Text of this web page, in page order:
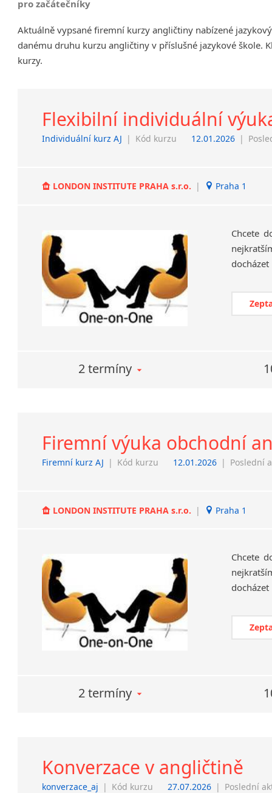
Děčín
Hodonín
Prostějov
Sedlčany
Tišnov
pro začátečníky
Aktuálně vypsané firemní kurzy angličtiny nabízené
danému druhu kurzu angličtiny v příslušné jazykové škole.
kurzy.
Flexibilní individuální
Individuální kurz AJ | Kód kurzu 12.01.2026 |
LONDON INSTITUTE PRAHA s.r.o. | Praha 1
Chcete
2 termíny
Firemní výuka obchodní
Firemní kurz AJ | Kód kurzu 12.01.2026 | Poslední
LONDON INSTITUTE PRAHA s.r.o. | Praha 1
Chcete
2 termíny
Konverzace v angličtině
konverzace_aj | Kód kurzu 27.07.2026 | Poslední